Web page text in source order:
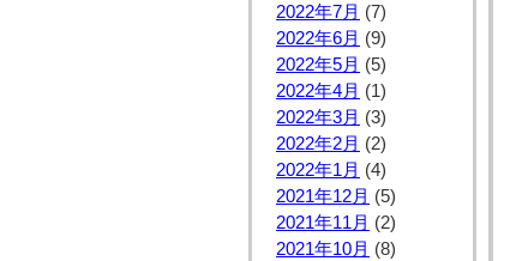
2022年7月 (7)
2022年6月 (9)
2022年5月 (5)
2022年4月 (1)
2022年3月 (3)
2022年2月 (2)
2022年1月 (4)
2021年12月 (5)
2021年11月 (2)
2021年10月 (8)